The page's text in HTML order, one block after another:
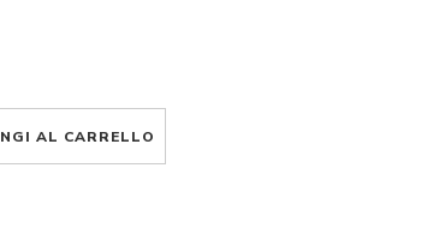
AL CARRELLO